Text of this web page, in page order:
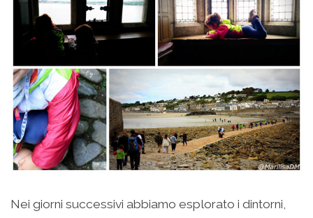
Nei giorni successivi abbiamo esplorato i dintorni,